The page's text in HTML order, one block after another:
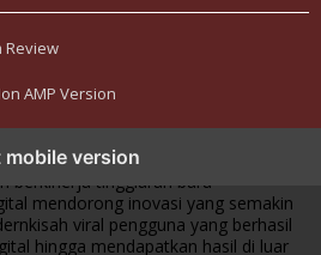
Review
AMP Version
mobile version
ai digital menjadi kunci analisis data
berkinerja tinggiarah baru
mendorong inovasi yang semakin
kisah viral pengguna yang berhasil
hingga mendapatkan hasil di luar